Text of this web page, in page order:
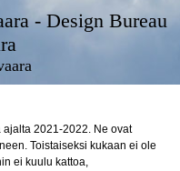
- Design Bureau
2021-2022. Ne ovat
Toistaiseksi kukaan ei ole
ei kuulu kattoa,